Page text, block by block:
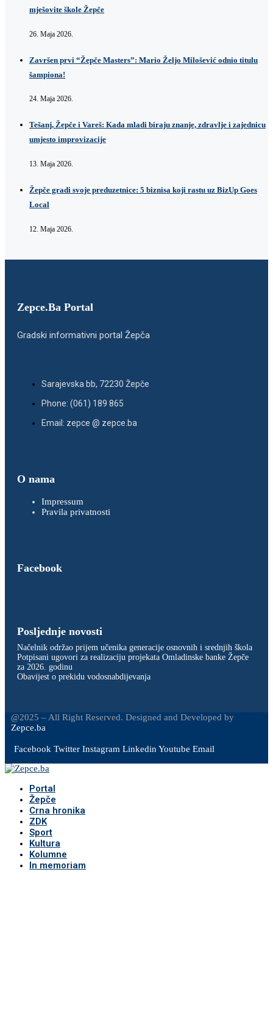
mješovite škole Žepče
26. Maja 2026.
Završen prvi “Žepče Masters”: Mario Željo Milošević odnio titulu
šampiona!
24. Maja 2026.
Tešanj, Žepče i Vareš: Kada mladi biraju znanje, zdravlje i zajednicu
umjesto improvizacije
13. Maja 2026.
Žepče gradi svoje preduzetnice: 5 biznisa koji rastu uz BizUp Goes
Local
12. Maja 2026.
Zepce.Ba Portal
Gradski informativni portal Žepča
Sarajevska bb, 72230 Žepče
Phone: (061) 189 865
Email: zepce @ zepce.ba
O nama
Impressum
Pravila privatnosti
Facebook
Posljednje novosti
Načelnik održao prijem učenika generacije osnovnih i srednjih škola
Potpisani ugovori za realizaciju projekata Omladinske banke Žepče
za 2026. godinu
Obavijest o prekidu vodosnabdijevanja
@2025 – All Right Reserved. Designed and Developed by
Zepce.ba
Facebook Twitter Instagram LinkedinYoutube Email
Portal
Žepče
Crna hronika
ZDK
Sport
Kultura
Kolumne
In memoriam